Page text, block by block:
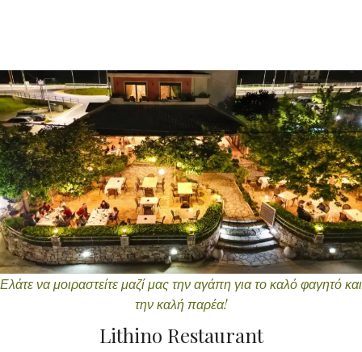
Ελάτε να μοιραστείτε μαζί μας την αγάπη για το καλό φαγητό και
την καλή παρέα!
Lithino Restaurant